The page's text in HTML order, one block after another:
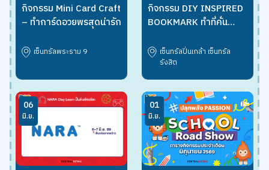
กิจกรรม Mini Card Craft
– ทำการ์ดอวยพรสุดน่ารัก
เซ็นทรัลพระราม 9
กิจกรรม DIY INSPIRED
BOOKMARK ทำที่คั่น
เซ็นทรัลปิ่นเกล้า เซ็นทรัล
รังสิต
06
มิ.ย.
01
มิ.ย.